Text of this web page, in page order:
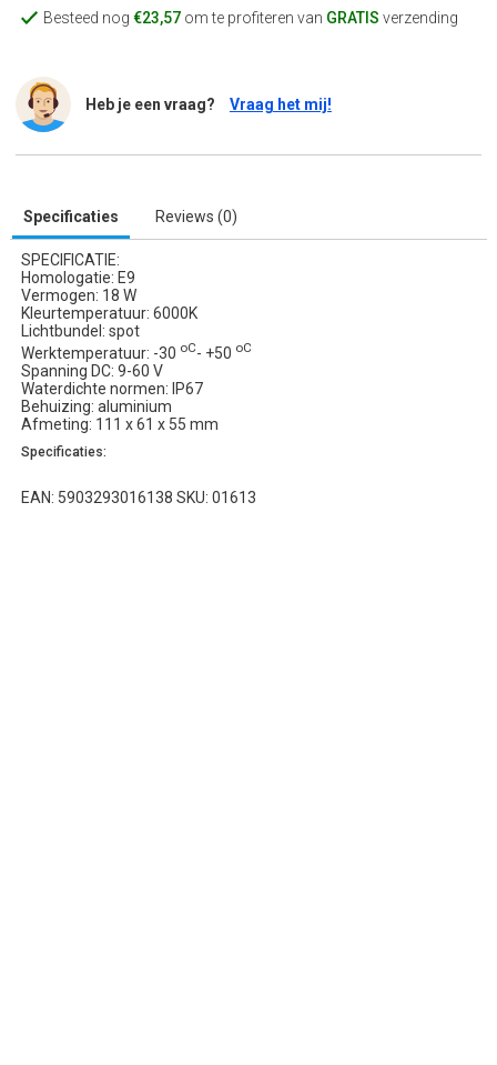
Besteed nog €23,57om te profiteren van GRATIS verzending
Heb je een vraag? Vraag het mij!
Specificaties Reviews (0)
SPECIFICATIE:
Homologatie: E9
Vermogen: 18 W
Kleurtemperatuur: 6000K
Lichtbundel: spot
Werktemperatuur: -30 oC- +50 oC
Spanning DC: 9-60 V
Waterdichte normen: IP67
Behuizing: aluminium
Afmeting: 111 x 61 x 55 mm
Specificaties:
EAN: 5903293016138 SKU: 01613